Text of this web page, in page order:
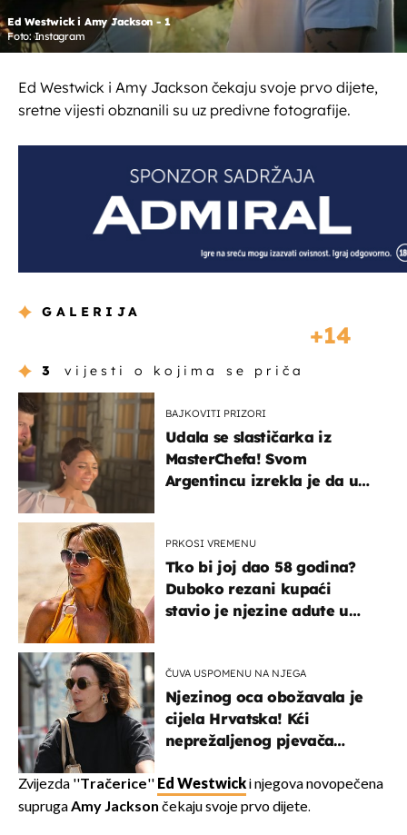
Ed Westwick i Amy Jackson - 1
Foto: Instagram
Ed Westwick i Amy Jackson čekaju svoje prvo dijete,
sretne vijesti obznanili su uz predivne fotografije.
GALERIJA
14
3 vijesti o kojima se priča
BAJKOVITI PRIZORI
Udala se slastičarka iz
MasterChefa! Svom
Argentincu izrekla je da u
PRKOSI VREMENU
Tko bi joj dao 58 godina?
Duboko rezani kupaći
stavio je njezine adute u
ČUVA USPOMENU NA NJEGA
Njezinog oca obožavala je
cijela Hrvatska! Kći
neprežaljenog pjevača
kotača
Zvijezda ''Tračerice'' Ed Westwicki njegova novopečena
suprugaAmy Jackson čekaju svoje prvo dijete.